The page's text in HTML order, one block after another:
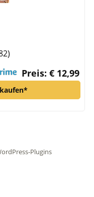
Preis: € 12,99
Plugins